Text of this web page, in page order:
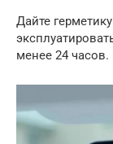
Дайте
менее 24 часов.